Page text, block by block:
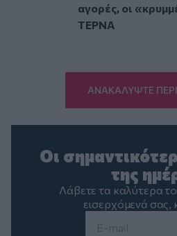
αγορές, οι
ΤΕΡΝΑ
ΑΝΑΚΑΛΥΨΤΕ
Οι
της
Λάβετε τα καλύτερα
εισερχόμενά σας,